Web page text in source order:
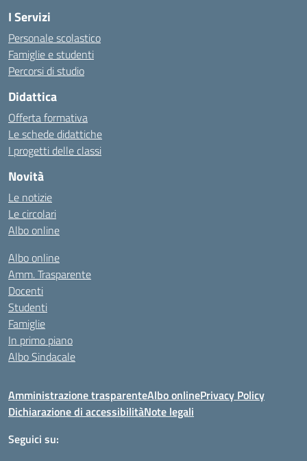
I Servizi
Personale scolastico
Famiglie e studenti
Percorsi di studio
Didattica
Offerta formativa
Le schede didattiche
I progetti delle classi
Novità
Le notizie
Le circolari
Albo online
Albo online
Amm. Trasparente
Docenti
Studenti
Famiglie
In primo piano
Albo Sindacale
Amministrazione trasparenteAlbo onlinePrivacy Policy
Dichiarazione di accessibilitàNote legali
Seguici su: